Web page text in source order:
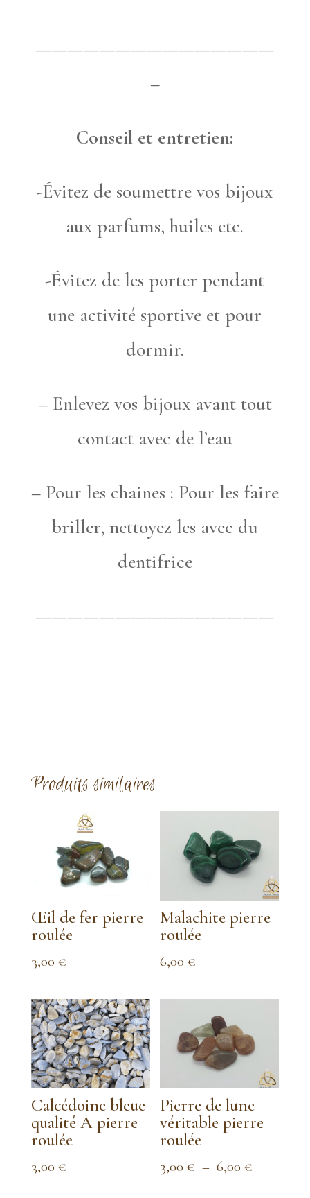
———————————————
–
Conseil et entretien:
-Évitez de soumettre vos bijoux
aux parfums, huiles etc.
-Évitez de les porter pendant
une activité sportive et pour
dormir.
– Enlevez vos bijoux avant tout
contact avec de l’eau
– Pour les chaines : Pour les faire
briller, nettoyez les avec du
dentifrice
———————————————
Produits similaires
Œil de fer pierre
roulée
3,00 €
Malachite pierre
roulée
6,00€
Calcédoine bleue
qualité A pierre
roulée
3,00 €
Pierre de lune
véritable pierre
roulée
3,00€ – 6,00€